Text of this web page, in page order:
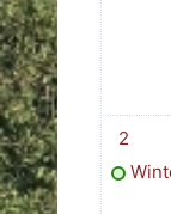
12